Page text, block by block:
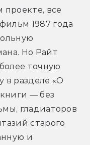
проекте, все
1987 года
Но Райт
точную
в разделе «О
— без
гладиаторов
старого
и